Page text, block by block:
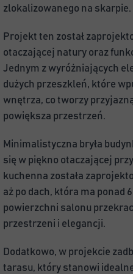
zlokalizowanego na skarpie.
Projekt ten został
otaczającej natury oraz
Jednym z wyróżniających
dużych przeszkleń, które
wnętrza, co tworzy
powiększa przestrzeń.
Minimalistyczna bryła
się w piękno otaczającej
kuchenna została
aż po dach, która ma ponad
powierzchni salonu
przestrzeni i elegancji.
Dodatkowo, w projekcie
tarasu, który stanowi